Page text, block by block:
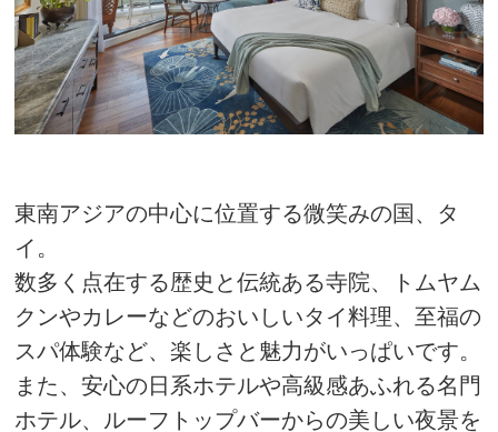
東南アジアの中心に位置する微笑みの国、タ
イ。
数多く点在する歴史と伝統ある寺院、トムヤム
クンやカレーなどのおいしいタイ料理、至福の
スパ体験など、楽しさと魅力がいっぱいです。
また、安心の日系ホテルや高級感あふれる名門
ホテル、ルーフトップバーからの美しい夜景を